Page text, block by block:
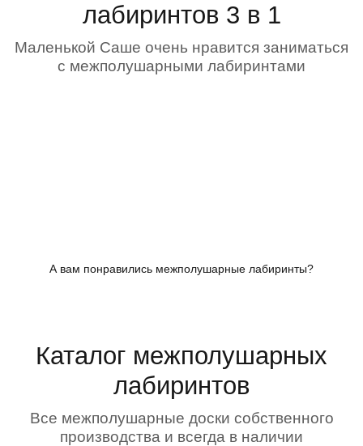
лабиринтов 3 в 1
Маленькой Саше очень нравится заниматься
с межполушарными лабиринтами
А вам понравились межполушарные лабиринты?
Каталог межполушарных
лабиринтов
Все межполушарные доски собственного
производства и всегда в наличии